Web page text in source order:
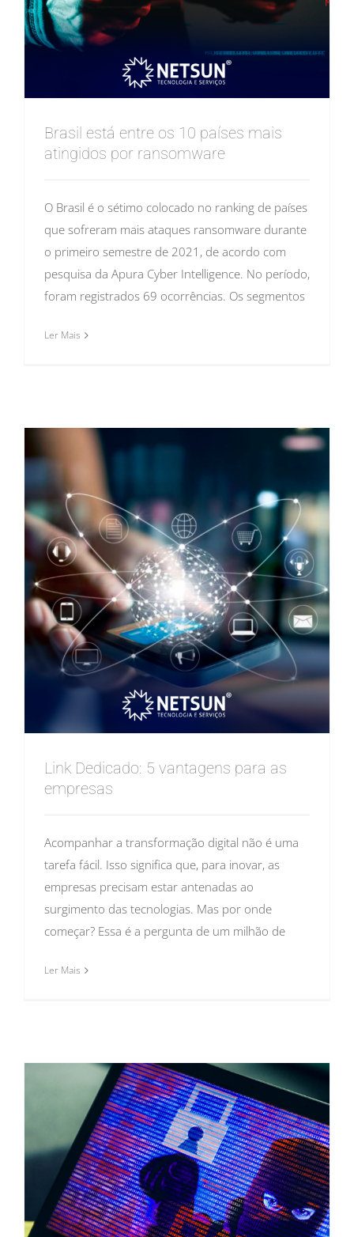
Brasil está entre os 10 países mais
atingidos por ransomware
O Brasil é o sétimo colocado no ranking de países
que sofreram mais ataques ransomware durante
o primeiro semestre de 2021, de acordo com
pesquisa da Apura Cyber Intelligence. No período,
foram registrados 69 ocorrências. Os segmentos
Ler Mais
Link Dedicado: 5 vantagens para as
empresas
Acompanhar a transformação digital não é uma
tarefa fácil. Isso significa que, para inovar, as
empresas precisam estar antenadas ao
surgimento das tecnologias. Mas por onde
começar? Essa é a pergunta de um milhão de
Ler Mais